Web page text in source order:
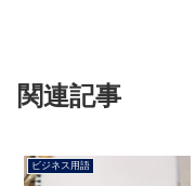
関連記事
ビジネス用語